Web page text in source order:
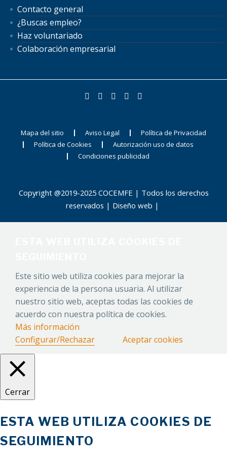
Contacto general
¿Buscas empleo?
Haz voluntariado
Colaboración empresarial
Mapa del sitio Aviso Legal
Política de Privacidad
Política de Cookies
Autorización uso de datos
Condiciones publicidad
Copyright @2019-2025 COCEMFE | Todos los derechos
reservados | Diseño web |
Este sitio web utiliza cookies para mejorar la
experiencia de la persona usuaria. Al utilizar
nuestro sitio web, aceptas todas las cookies de
acuerdo con nuestra política de cookies.
Más información
Configurar/Rechazar
Aceptar cookies
Cerrar
ESTA WEB UTILIZA COOKIES DE
SEGUIMIENTO